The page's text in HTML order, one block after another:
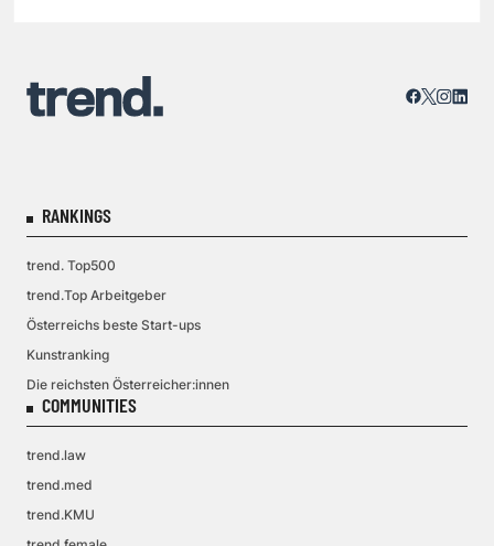
RANKINGS
trend. Top500
trend.Top Arbeitgeber
Österreichs beste Start-ups
Kunstranking
Die reichsten Österreicher:innen
COMMUNITIES
trend.law
trend.med
trend.KMU